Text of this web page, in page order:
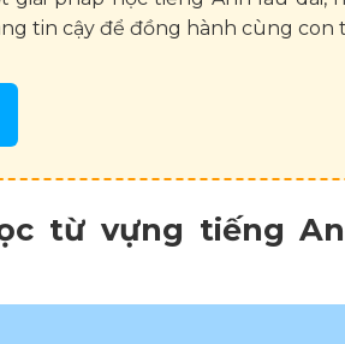
tin cậy để đồng hành cùng
từ vựng tiếng